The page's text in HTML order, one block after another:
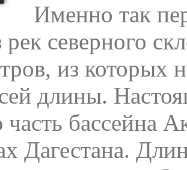
Именно так
рек северного
из которых
длины.
бассейна
Дагестана.